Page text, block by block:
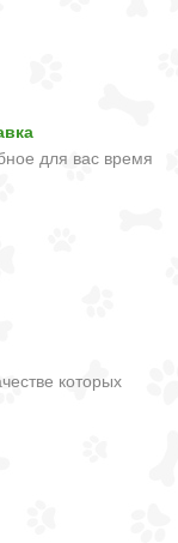
для вас время
которых